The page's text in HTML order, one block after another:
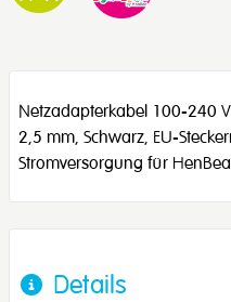
Netzadapterkabel 100-240
2,5 mm, Schwarz, EU-
Stromversorgung für
Details